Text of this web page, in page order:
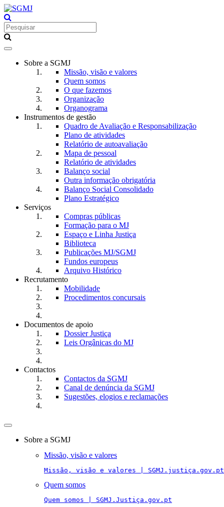
Toggle
navigationSobre a SGMJ
Missão, visão e valores
Quem somos
O que fazemos
Organização
Organograma
Instrumentos de gestão
Quadro de Avaliação e Responsabilização
Plano de atividades
Relatório de autoavaliação
Mapa de pessoal
Relatório de atividades
Balanço social
Outra informação obrigatória
Balanço Social Consolidado
Plano Estratégico
Serviços
Compras públicas
Formação para o MJ
Espaço e Linha Justiça
Biblioteca
Publicações MJ/SGMJ
Fundos europeus
Arquivo Histórico
Recrutamento
Mobilidade
Procedimentos concursais
Documentos de apoio
Dossier Justiça
Leis Orgânicas do MJ
Contactos
Contactos da SGMJ
Canal de denúncia da SGMJ
Sugestões, elogios e reclamações
Toggle
navigationSobre a SGMJ
Missão, visão e valores
Missão, visão e valores | SGMJ.justiça.gov.pt
Quem somos
Quem somos | SGMJ.Justiça.gov.pt